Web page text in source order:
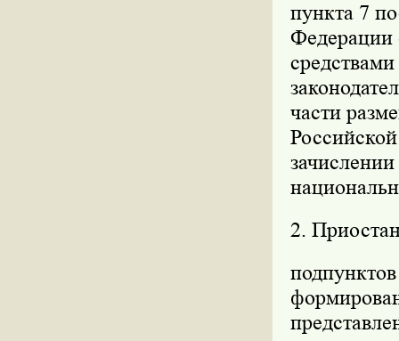
пункта 7
Федерации
части
2.